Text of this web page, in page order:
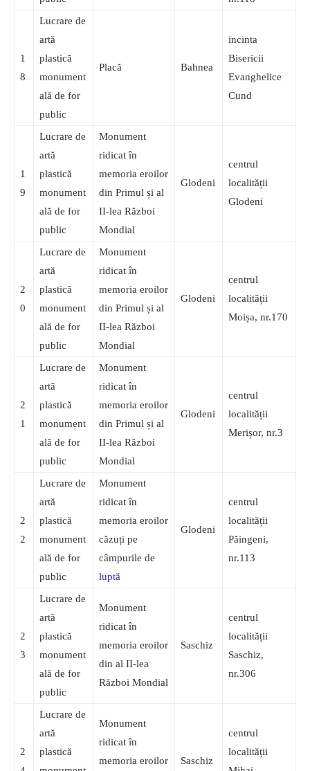
1
8
Lucrare de
artă
plastică
monument
ală de for
public
Placă Bahnea
incinta
Bisericii
Evanghelice
Cund
1
9
Lucrare de
artă
plastică
monument
ală de for
public
Monument
ridicat în
memoria eroilor
din Primul și al
II-lea Război
Mondial
Glodeni
centrul
localității
Glodeni
2
0
Lucrare de
artă
plastică
monument
ală de for
public
Monument
ridicat în
memoria eroilor
din Primul și al
II-lea Război
Mondial
Glodeni
centrul
localității
Moișa, nr.170
2
1
Lucrare de
artă
plastică
monument
ală de for
public
Monument
ridicat în
memoria eroilor
din Primul și al
II-lea Război
Mondial
Glodeni
centrul
localității
Merișor, nr.3
2
2
Lucrare de
artă
plastică
monument
ală de for
public
Monument
ridicat în
memoria eroilor
căzuți pe
câmpurile de
luptă
Glodeni
centrul
localității
Păingeni,
nr.113
2
3
Lucrare de
artă
plastică
monument
ală de for
public
Monument
ridicat în
memoria eroilor
din al II-lea
Război Mondial
Saschiz
centrul
localității
Saschiz,
nr.306
2
Lucrare de
artă
plastică
Monument
ridicat în
memoria eroilor
Saschiz
centrul
localității